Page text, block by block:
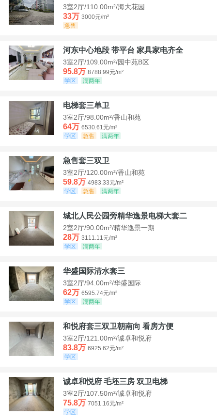
3室2厅/110.00m²/海大花园
33万 3000元/m²
急售
河东中心地段 带平台 家具家电齐全
3室2厅/109.00m²/园中苑B区
95.8万 8788.99元/m²
学区
满两年
电梯套三单卫
3室2厅/98.00m²/香山和苑
64万 6530.61元/m²
学区
急售 满两年
急售套三双卫
3室2厅/120.00m²/香山和苑
59.8万 4983.33元/m²
学区
急售 满两年
城北人民公园旁精华逸景电梯大套二
2室2厅/90.00m²/精华逸景一期
28万 3111.11元/m²
学区
满两年
华盛国际清水套三
3室2厅/94.00m²/华盛国际
62万 6595.74元/m²
学区
满两年
和悦府套三双卫朝南向 看房方便
3室2厅/121.00m²/诚卓和悦府
83.8万 6925.62元/m²
学区
诚卓和悦府 毛坯三房 双卫电梯
3室2厅/107.50m²/诚卓和悦府
75.8万 7051.16元/m²
学区